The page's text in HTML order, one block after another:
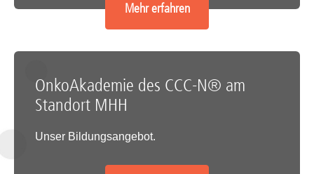
Mehr erfahren
OnkoAkademie des CCC-N® am
Standort MHH
Unser Bildungsangebot.